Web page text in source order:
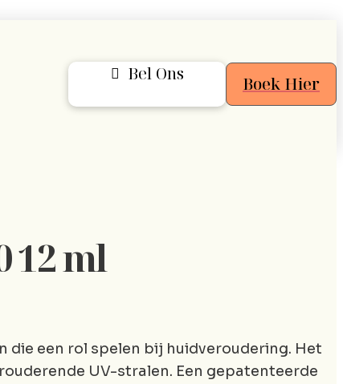
Bel Ons Boek Hier
12 ml
die een rol spelen bij huidveroudering. Het
UV-stralen. Een gepatenteerde